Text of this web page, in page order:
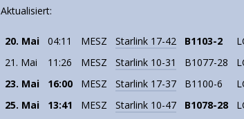
Aktualisiert:
20. Mai 04:11 MESZ Starlink 17-42 B1103-2
21. Mai
11:26 MESZ Starlink 10-31 B1077-28
23. Mai
16:00 MESZ Starlink 17-37 B1100-6
25. Mai
13:41 MESZ Starlink 10-47 B1078-28